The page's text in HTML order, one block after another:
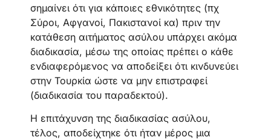
σημαίνει ότι για κάποιες εθνικότητες (πχ
Σύροι, Αφγανοί, Πακιστανοί κα) πριν την
κατάθεση αιτήματος ασύλου υπάρχει ακόμα
διαδικασία, μέσω της οποίας πρέπει ο κάθε
ενδιαφερόμενος να αποδείξει ότι κινδυνεύει
στην Τουρκία ώστε να μην επιστραφεί
(διαδικασία του παραδεκτού).
Η επιτάχυνση της διαδικασίας ασύλου,
τέλος, αποδείχτηκε ότι ήταν μέρος μια